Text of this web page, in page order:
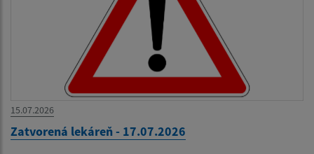
15.07.2026
Zatvorená lekáreň - 17.07.2026